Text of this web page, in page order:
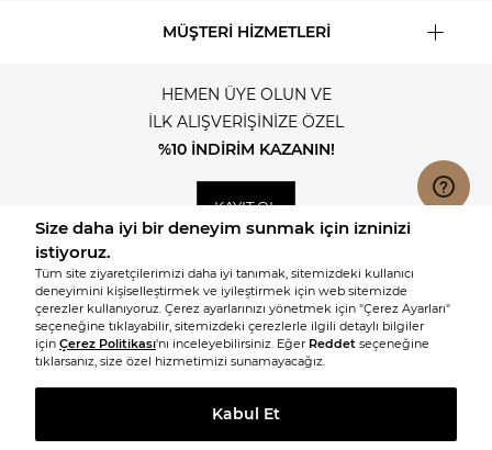
MÜŞTERİ HİZMETLERİ
HEMEN ÜYE OLUN VE
İLK ALIŞVERİŞİNİZE ÖZEL
%10 İNDİRİM KAZANIN!
KAYIT OL